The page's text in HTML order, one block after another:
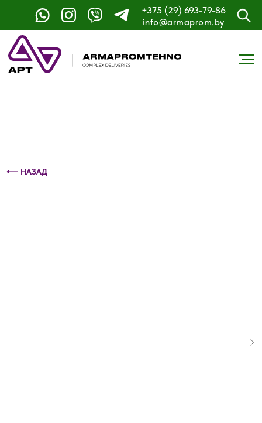
+375 (29) 693-79-86
info@armaprom.by
Контактный телефон: +375 (29) 693-79-86
⟵ НАЗАД